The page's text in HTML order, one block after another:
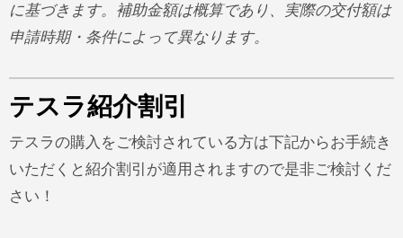
に基づきます。補助金額は概算であり、実際の交付額は
申請時期・条件によって異なります。
テスラ紹介割引
テスラの購入をご検討されている方は下記からお手続き
いただくと紹介割引が適用されますので是非ご検討くだ
さい！